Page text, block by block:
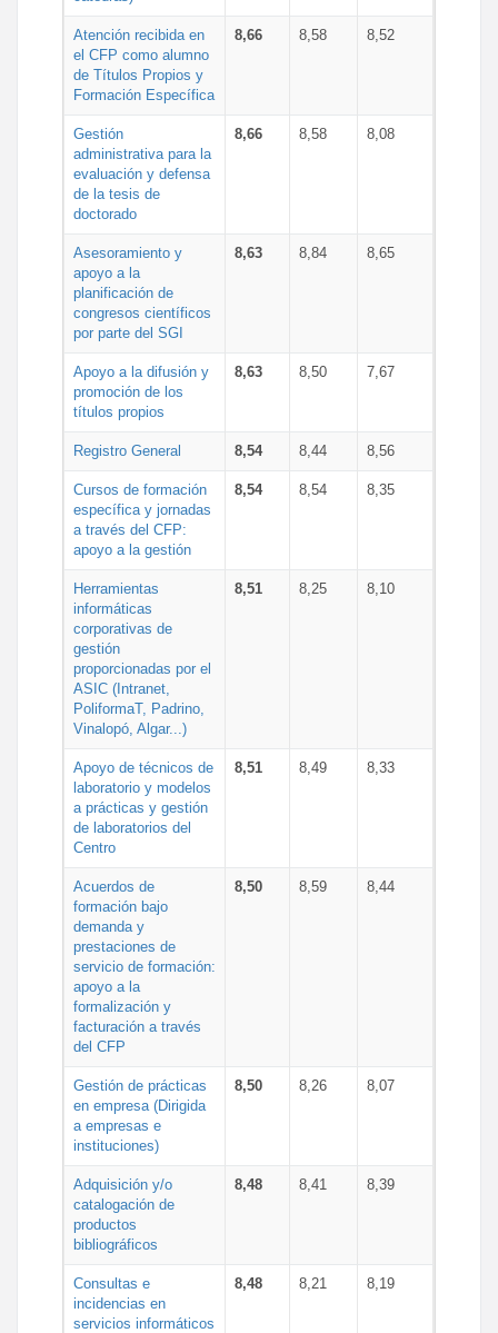
Atención recibida en
el CFP como alumno
de Títulos Propios y
Formación Específica
8,66 8,58 8,52
Gestión
administrativa para la
evaluación y defensa
de la tesis de
doctorado
8,66 8,58 8,08
Asesoramiento y
apoyo a la
planificación de
congresos científicos
por parte del SGI
8,63 8,84 8,65
Apoyo a la difusión y
promoción de los
títulos propios
8,63 8,50 7,67
Registro General 8,54 8,44 8,56
Cursos de formación
específica y jornadas
a través del CFP:
apoyo a la gestión
8,54 8,54 8,35
Herramientas
informáticas
corporativas de
gestión
proporcionadas por el
ASIC (Intranet,
PoliformaT, Padrino,
Vinalopó, Algar...)
8,51 8,25 8,10
Apoyo de técnicos de
laboratorio y modelos
a prácticas y gestión
de laboratorios del
Centro
8,51 8,49 8,33
Acuerdos de
formación bajo
demanda y
prestaciones de
servicio de formación:
apoyo a la
formalización y
facturación a través
del CFP
8,50 8,59 8,44
Gestión de prácticas
en empresa (Dirigida
a empresas e
instituciones)
8,50 8,26 8,07
Adquisición y/o
catalogación de
productos
bibliográficos
8,48 8,41 8,39
Consultas e
incidencias en
servicios informáticos
8,48 8,21 8,19